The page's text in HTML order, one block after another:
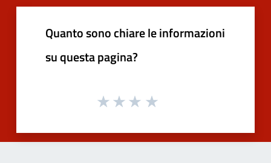
Quanto sono chiare le informazioni
su questa pagina?